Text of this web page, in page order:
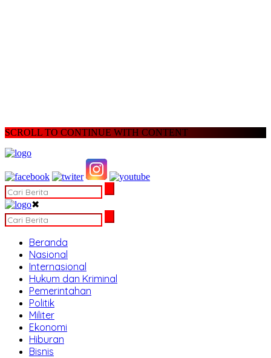
SCROLL TO CONTINUE WITH CONTENT
✖
Beranda
Nasional
Internasional
Hukum dan Kriminal
Pemerintahan
Politik
Militer
Ekonomi
Hiburan
Bisnis